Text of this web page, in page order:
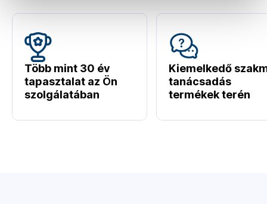
Több mint 30 év
tapasztalat az Ön
szolgálatában
Kiemelkedő
tanácsadás
termékek terén